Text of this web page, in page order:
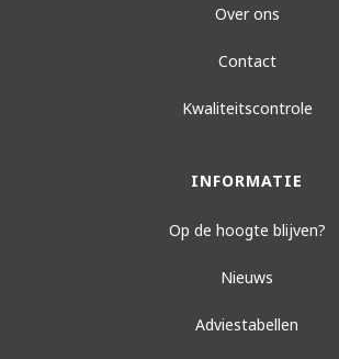
Over ons
Contact
Kwaliteitscontrole
INFORMATIE
Op de hoogte blijven?
Nieuws
Adviestabellen